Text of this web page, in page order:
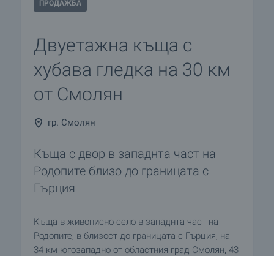
ПРОДАЖБА
Двуетажна къща с
хубава гледка на 30 км
от Смолян
гр. Смолян
Къща с двор в западнта част на
Родопите близо до границата с
Гърция
Къща в живописно село в западнта част на
Родопите, в близост до границата с Гърция, на
34 км югозападно от областния град Смолян, 43